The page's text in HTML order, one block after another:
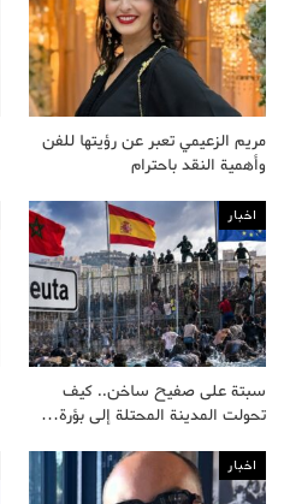
مريم الزعيمي تعبر عن رؤيتها للفن
وأهمية النقد باحترام
اخبار
سبتة على صفيح ساخن.. كيف
تحولت المدينة المحتلة إلى بؤرة…
اخبار